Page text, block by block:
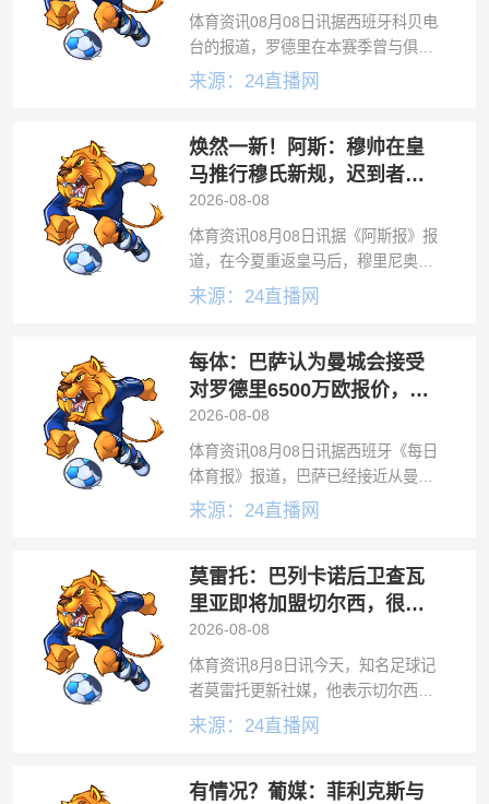
体育资讯08月08日讯据西班牙科贝电
台的报道，罗德里在本赛季曾与俱乐
部主帅瓜迪奥拉进行过交流，被瓜帅
里上赛季在曼城效力时，就曾
来源：24直播网
焕然一新！阿斯：穆帅在皇
马推行穆氏新规，迟到者将
被罚缺席合练
2026-08-08
体育资讯08月08日讯据《阿斯报》报
道，在今夏重返皇马后，穆里尼奥对
皇马的更衣室进行了极大程度的改
斯的生态系统需要控制、新的规则、
他的印记。
来源：24直播网
每体：巴萨认为曼城会接受
对罗德里6500万欧报价，双
方分歧并不大
2026-08-08
体育资讯08月08日讯据西班牙《每日
体育报》报道，巴萨已经接近从曼城
签下罗德里，巴萨方面认为与曼城之
已与这位中场球员就未来四个赛季达
成全面
来源：24直播网
莫雷托：巴列卡诺后卫查瓦
里亚即将加盟切尔西，很快
就会官方宣布
2026-08-08
体育资讯8月8日讯今天，知名足球记
者莫雷托更新社媒，他表示切尔西接
近官宣签下巴列卡诺后卫查瓦里亚。
就会官方宣布。”
来源：24直播网
有情况？葡媒：菲利克斯与